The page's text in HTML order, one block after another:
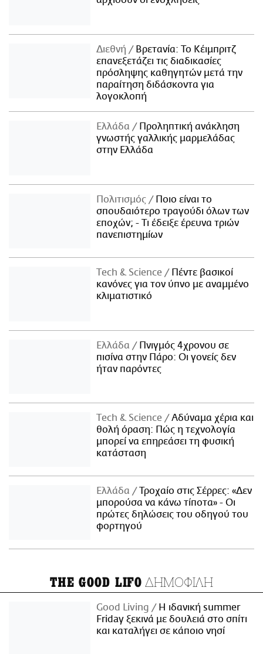
Διεθνή
Βρετανία: Το Κέιμπριτζ
επανεξετάζει τις διαδικασίες
πρόσληψης καθηγητών μετά την
παραίτηση διδάσκοντα για
λογοκλοπή
Ελλάδα
Προληπτική ανάκληση
γνωστής γαλλικής μαρμελάδας
στην Ελλάδα
Πολιτισμός
Ποιο είναι το
σπουδαιότερο τραγούδι όλων των
εποχών; - Τι έδειξε έρευνα τριών
πανεπιστημίων
Τech & Science
Πέντε βασικοί
κανόνες για τον ύπνο με αναμμένο
κλιματιστικό
Ελλάδα
Πνιγμός 4χρονου σε
πισίνα στην Πάρο: Οι γονείς δεν
ήταν παρόντες
Τech & Science
Αδύναμα χέρια και
θολή όραση: Πώς η τεχνολογία
μπορεί να επηρεάσει τη φυσική
κατάσταση
Ελλάδα
Τροχαίο στις Σέρρες: «Δεν
μπορούσα να κάνω τίποτα» - Οι
πρώτες δηλώσεις του οδηγού του
φορτηγού
THE GOOD LIFO ΔΗΜΟΦΙΛΗ
Good Living
Η ιδανική summer
Friday ξεκινά με δουλειά στο σπίτι
και καταλήγει σε κάποιο νησί